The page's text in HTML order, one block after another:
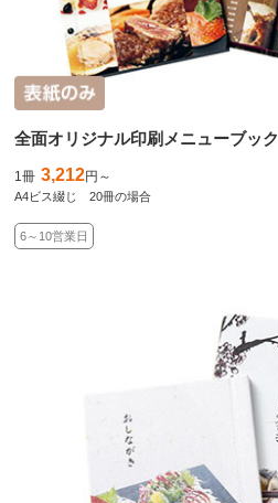
全面オリジナル印刷メニューブック
1冊 3,212円～
A4ビス綴じ 20冊の場合
6～10営業日